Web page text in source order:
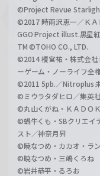
©Project Revue
©2017 時雨沢恵一／Ｋ
GGO Project illust.黒星
TM ©TOHO CO., LTD.
©2014 榎宮祐・株式会社
ーゲーム・ノーライフ全
©2011 5pb.／Nitroplus
©ミウラタダヒロ／集英
©丸山くがね・ＫＡＤＯ
©蝸牛くも・SBクリエイ
スト／神奈月昇
©暁なつめ・カカオ・ラ
©暁なつめ・三嶋くろね
©岩井恭平・るろお